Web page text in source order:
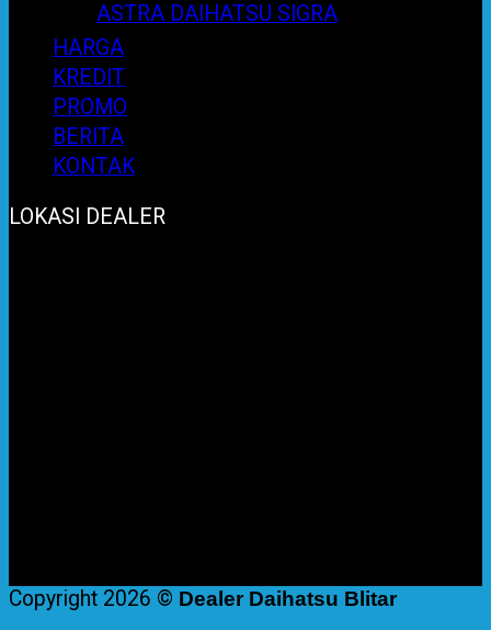
ASTRA DAIHATSU SIGRA
HARGA
KREDIT
PROMO
BERITA
KONTAK
LOKASI DEALER
Copyright 2026 © Dealer Daihatsu Blitar